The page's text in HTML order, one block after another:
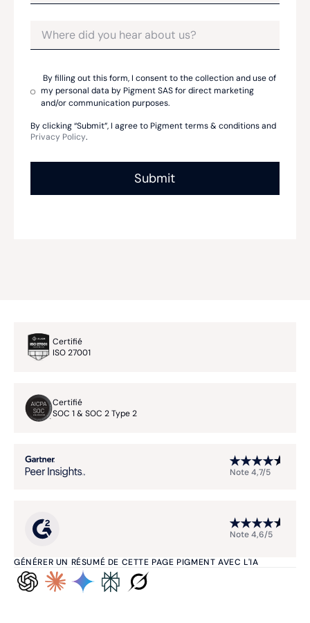
By filling out this form, I consent to the collection and use of
my personal data by Pigment SAS for direct marketing
and/or communication purposes.
By clicking “Submit”, I agree to Pigment terms & conditions and
Privacy Policy.
GÉNÉRER UN RÉSUMÉ DE CETTE PAGE PIGMENT AVEC L'IA
Certifié
ISO 27001
Certifié
SOC 1 & SOC 2 Type 2
Note 4,7/5
Note 4,6/5